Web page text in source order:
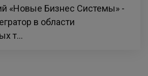
«Новые Бизнес Системы» -
в области
т...